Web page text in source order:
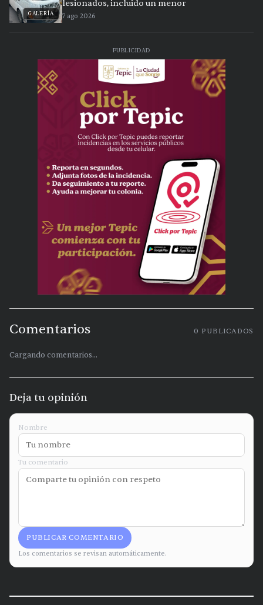
GALERÍA
lesionados, incluido un menor
7 ago 2026
PUBLICIDAD
Comentarios 0 PUBLICADOS
Cargando comentarios...
Deja tu opinión
Nombre
Tu comentario
PUBLICAR COMENTARIO
Los comentarios se revisan automáticamente.